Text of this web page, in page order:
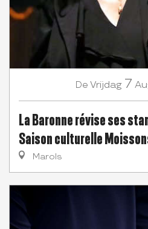
De Vrijdag 7
La Baronne révise ses
Saison culturelle
Marols